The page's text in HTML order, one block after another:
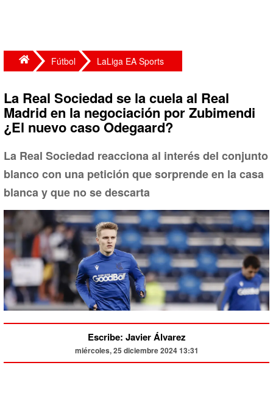
Fútbol LaLiga EA Sports
La Real Sociedad se la cuela al Real
Madrid en la negociación por Zubimendi
¿El nuevo caso Odegaard?
La Real Sociedad reacciona al interés del conjunto
blanco con una petición que sorprende en la casa
blanca y que no se descarta
Escribe: Javier Álvarez
miércoles, 25 diciembre 2024 13:31